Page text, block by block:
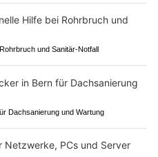
und Sanitär-Notfall
Dachsanierung und Wartung